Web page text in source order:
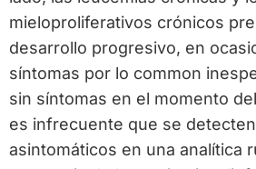
mieloproliferativos crónicos
desarrollo progresivo, en
síntomas por lo common
sin síntomas en el momento
es infrecuente que se
asintomáticos en una analítica